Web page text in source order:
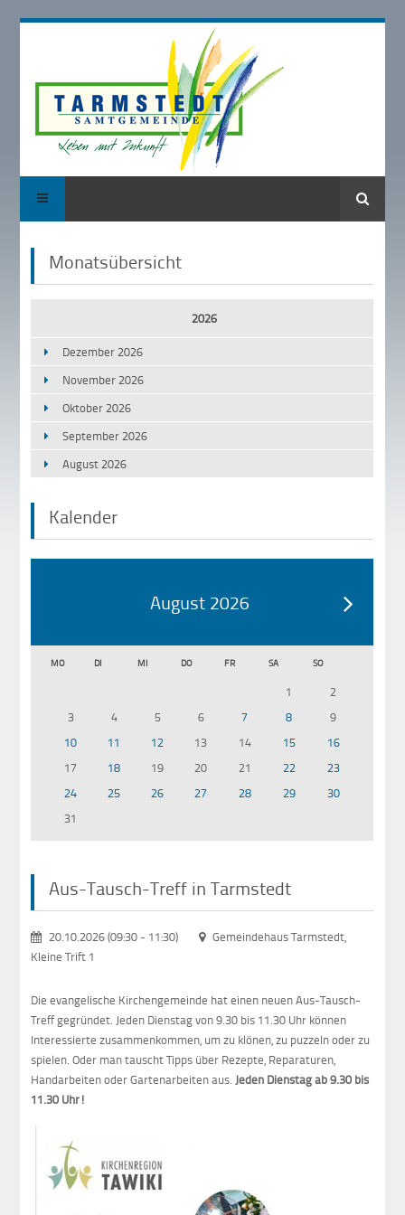
Suche
Monatsübersicht
2026
Dezember 2026
November 2026
Oktober 2026
September 2026
August 2026
Kalender
August 2026
MO DI MI DO FR SA SO
1
2
3
4 5 6 7 8
9
10
11 12 13 14 15
16
17
18 19 20 21 22
23
24
25 26 27 28 29
30
31
Aus-Tausch-Treff in Tarmstedt
20.10.2026 (09:30- 11:30)
Gemeindehaus Tarmstedt,
Kleine Trift 1
Die evangelische Kirchengemeinde hat einen neuen Aus-Tausch-
Treff gegründet. Jeden Dienstag von 9.30 bis 11.30 Uhr können
Interessierte zusammenkommen, um zu klönen, zu puzzeln oder zu
spielen. Oder man tauscht Tipps über Rezepte, Reparaturen,
Handarbeiten oder Gartenarbeiten aus.Jeden Dienstag ab 9.30 bis
11.30 Uhr!